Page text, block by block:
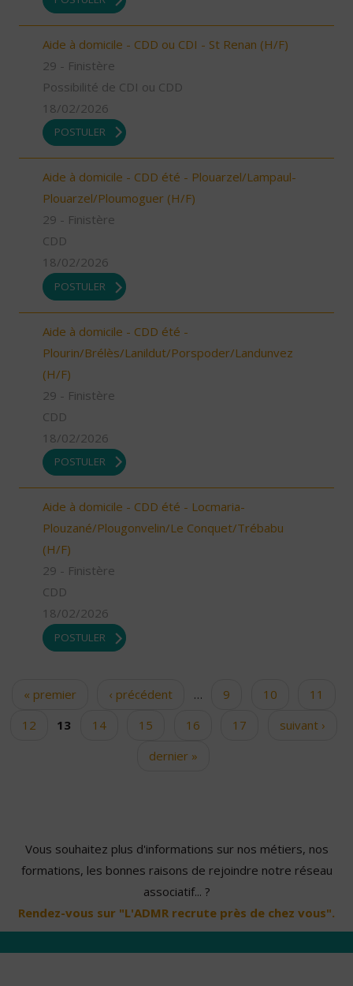
Aide à domicile - CDD ou CDI - St Renan (H/F)
29 - Finistère
Possibilité de CDI ou CDD
18/02/2026
POSTULER
Aide à domicile - CDD été - Plouarzel/Lampaul-
Plouarzel/Ploumoguer (H/F)
29 - Finistère
CDD
18/02/2026
POSTULER
Aide à domicile - CDD été -
Plourin/Brélès/Lanildut/Porspoder/Landunvez
(H/F)
29 - Finistère
CDD
18/02/2026
POSTULER
Aide à domicile - CDD été - Locmaria-
Plouzané/Plougonvelin/Le Conquet/Trébabu
(H/F)
29 - Finistère
CDD
18/02/2026
POSTULER
Pages
« premier ‹ précédent … 9 10
11
12
13 14 15 16 17
suivant ›
dernier »
Vous souhaitez plus d'informations sur nos métiers, nos
formations, les bonnes raisons de rejoindre notre réseau
associatif... ?
Rendez-vous sur "L'ADMR recrute près de chez vous".